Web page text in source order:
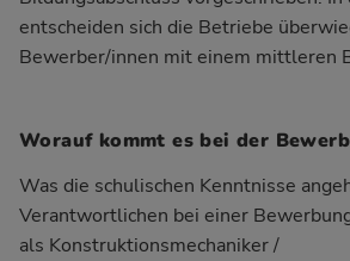
entscheiden sich die Betriebe
Bewerber/innen mit einem mittleren
Worauf kommt es bei der
Was die schulischen Kenntnisse
Verantwortlichen bei einer
als Konstruktionsmechaniker /